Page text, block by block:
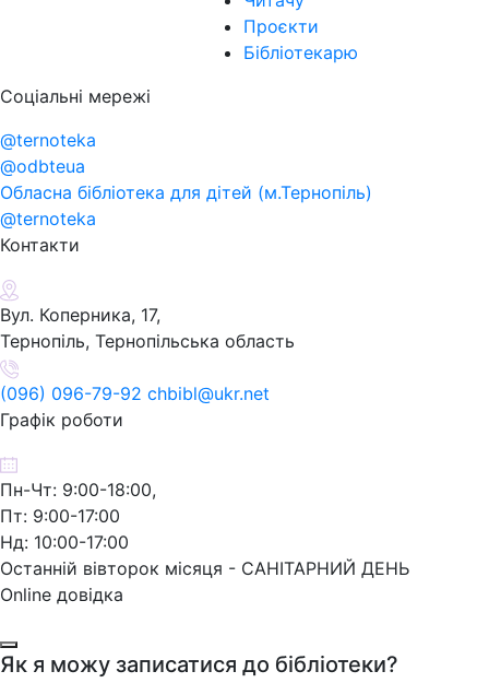
Проєкти
Бібліотекарю
Соціальні мережі
@ternoteka
@odbteua
Обласна бібліотека для дітей (м.Тернопіль)
@ternoteka
Контакти
Вул. Коперника, 17,
Тернопіль, Тернопільська область
(096) 096-79-92 chbibl@ukr.net
Графік роботи
Пн-Чт: 9:00-18:00,
Пт: 9:00-17:00
Нд: 10:00-17:00
Останній вівторок місяця - САНІТАРНИЙ ДЕНЬ
Online довідка
Як я можу записатися до бібліотеки?